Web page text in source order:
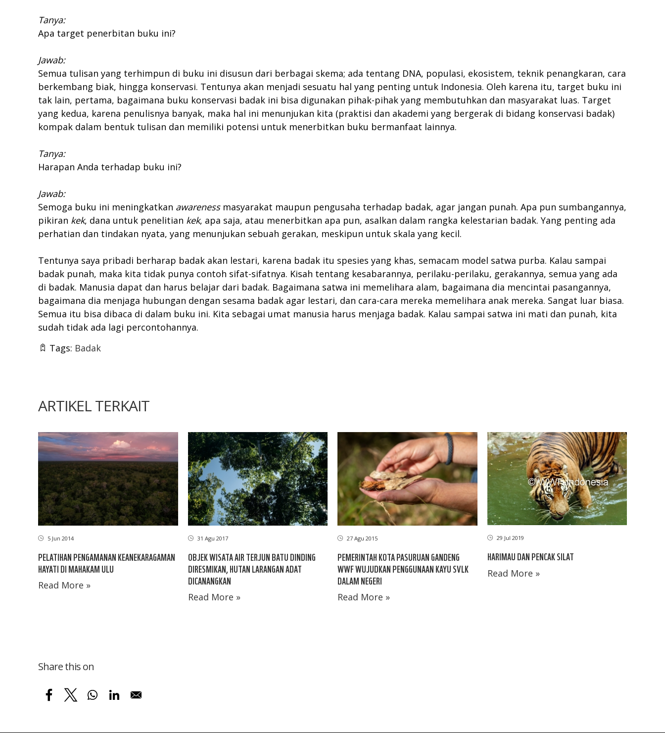
Tanya:
Apa target penerbitan buku ini?
Jawab:
Semua tulisan yang terhimpun di buku ini disusun dari berbagai skema; ada tentang DNA, populasi, ekosistem, teknik penangkaran, cara
berkembang biak, hingga konservasi. Tentunya akan menjadi sesuatu hal yang penting untuk Indonesia. Oleh karena itu, target buku ini
tak lain, pertama, bagaimana buku konservasi badak ini bisa digunakan pihak-pihak yang membutuhkan dan masyarakat luas. Target
yang kedua, karena penulisnya banyak, maka hal ini menunjukan kita (praktisi dan akademi yang bergerak di bidang konservasi badak)
kompak dalam bentuk tulisan dan memiliki potensi untuk menerbitkan buku bermanfaat lainnya.
Tanya:
Harapan Anda terhadap buku ini?
Jawab:
Semoga buku ini meningkatkan awarenessmasyarakat maupun pengusaha terhadap badak, agar jangan punah. Apa pun sumbangannya,
pikiran kek, dana untuk penelitian kek, apa saja, atau menerbitkan apa pun, asalkan dalam rangka kelestarian badak. Yang penting ada
perhatian dan tindakan nyata, yang menunjukan sebuah gerakan, meskipun untuk skala yang kecil.
Tentunya saya pribadi berharap badak akan lestari, karena badak itu spesies yang khas, semacam model satwa purba. Kalau sampai
badak punah, maka kita tidak punya contoh sifat-sifatnya. Kisah tentang kesabarannya, perilaku-perilaku, gerakannya, semua yang ada
di badak. Manusia dapat dan harus belajar dari badak. Bagaimana satwa ini memelihara alam, bagaimana dia mencintai pasangannya,
bagaimana dia menjaga hubungan dengan sesama badak agar lestari, dan cara-cara mereka memelihara anak mereka. Sangat luar biasa.
Semua itu bisa dibaca di dalam buku ini. Kita sebagai umat manusia harus menjaga badak. Kalau sampai satwa ini mati dan punah, kita
sudah tidak ada lagi percontohannya.
Tags: Badak
ARTIKEL TERKAIT
5 Jun 2014
PELATIHAN PENGAMANAN KEANEKARAGAMAN
HAYATI DI MAHAKAM ULU
Read More »
31 Agu 2017
OBJEK WISATA AIR TERJUN BATU DINDING
DIRESMIKAN, HUTAN LARANGAN ADAT
DICANANGKAN
Read More »
27 Agu 2015
PEMERINTAH KOTA PASURUAN GANDENG
WWF WUJUDKAN PENGGUNAAN KAYU SVLK
DALAM NEGERI
Read More »
29 Jul 2019
HARIMAU DAN PENCAK SILAT
Read More »
Share this on